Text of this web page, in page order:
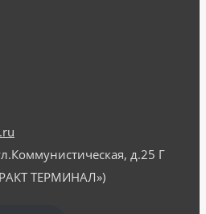
д.25 Г
ТЕРМИНАЛ»)